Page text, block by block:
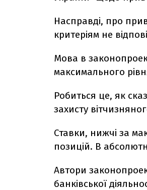
Насправді, про
критеріям не
Мова в
максимального
Робиться це, як
захисту
Ставки, нижчі за
позицій. В
Автори
банківської